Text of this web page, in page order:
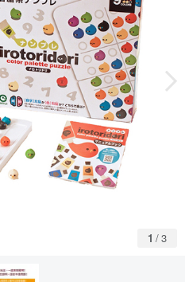
1 /3